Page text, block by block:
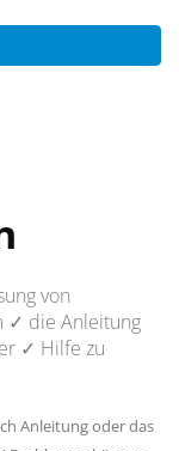
von
✓ die Anleitung
✓ Hilfe zu
Anleitung oder das